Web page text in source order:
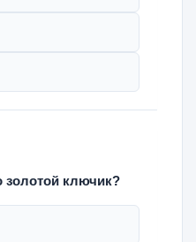
золотой ключик?